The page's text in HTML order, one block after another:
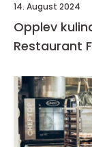
14. August 2024
Opplev
Restaurant